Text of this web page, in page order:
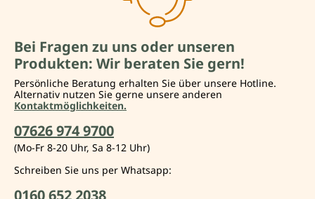
Bei Fragen zu uns oder unseren
Produkten: Wir beraten Sie gern!
Persönliche Beratung erhalten Sie über unsere Hotline.
Alternativ nutzen Sie gerne unsere anderen
Kontaktmöglichkeiten.
07626 974 9700
(Mo-Fr 8-20 Uhr, Sa 8-12 Uhr)
Schreiben Sie uns per Whatsapp: